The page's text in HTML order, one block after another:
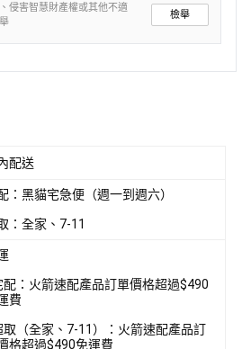
侵害智慧財產權或其他不適
檢舉
配送
：黑貓宅急便（週一到週六）
：全家、7-11
配：火箭速配產品訂單價格超過$490
費
取（全家、7-11）：火箭速配產品訂
格超過$490免運費